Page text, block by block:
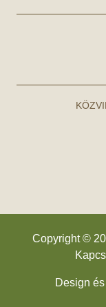
Copyright ©
Design